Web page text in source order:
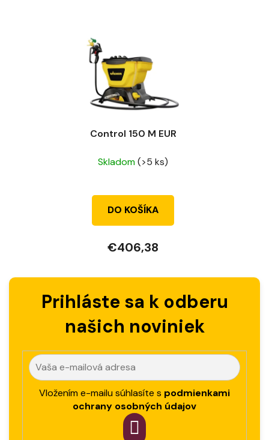
Control 150 M EUR
Skladom(>5 ks)
DO KOŠÍKA
€406,38
Prihláste sa k odberu
našich noviniek
Vložením e-mailu súhlasíte s podmienkami
ochrany osobných údajov